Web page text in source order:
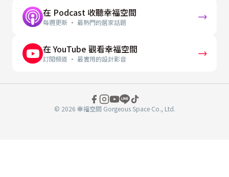
在 Podcast 收聽幸福空間
每週更新 · 最熱門的居家話題
在 YouTube 觀看幸福空間
訂閱頻道 · 最實用的設計影音
© 2026 幸福空間 Gorgeous Space Co., Ltd.